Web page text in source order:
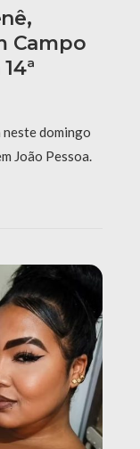
Campo
domingo
João Pessoa.